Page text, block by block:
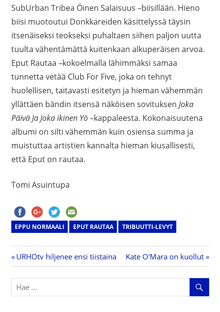
SubUrban Tribea Öinen Salaisuus –biisillään. Hieno
biisi muotoutui Donkkareiden käsittelyssä täysin
itsenäiseksi teokseksi puhaltaen siihen paljon uutta
tuulta vähentämättä kuitenkaan alkuperäisen arvoa.
EputRautaa –kokoelmalla lähimmäksi samaa
tunnetta vetää Club For Five, joka on tehnyt
huolellisen, taitavasti esitetyn ja hieman vähemmän
yllättäen bändin itsensä näköisen sovituksen Joka
Päivä Ja Joka ikinen Yö–kappaleesta. Kokonaisuutena
albumi on silti vähemmän kuin osiensa summa ja
muistuttaa artistien kannalta hieman kiusallisesti,
että Eputon rautaa.
Tomi Asuintupa
EPPU NORMAALI EPUT RAUTAA TRIBUUTTI-LEVYT
Artikkelien
selaus
Previous
Post:
URHOtv hiljenee ensi tiistaina
Next
Post:
Kate O'Mara on kuollut